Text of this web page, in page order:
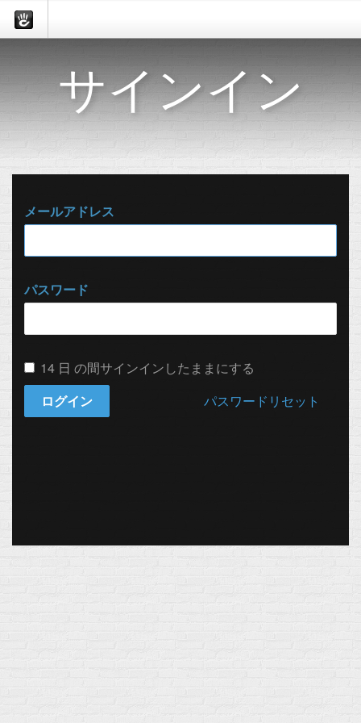
サインイン
メールアドレス
パスワード
14 日 の間サインインしたままにする
ログイン
パスワードリセット